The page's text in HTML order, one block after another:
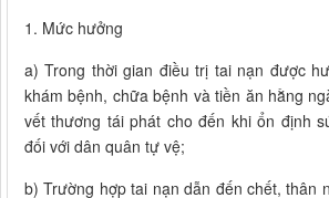
1. Mức hưởng
a) Trong thời gian điều trị tai nạn được
khám bệnh, chữa bệnh và tiền ăn hằng
vết thương tái phát cho đến khi ổn định
đối với dân quân tự vệ;
b) Trường hợp tai nạn dẫn đến chết, thân